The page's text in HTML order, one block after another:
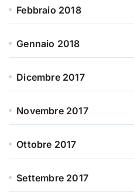
Febbraio 2018
Gennaio 2018
Dicembre 2017
Novembre 2017
Ottobre 2017
Settembre 2017